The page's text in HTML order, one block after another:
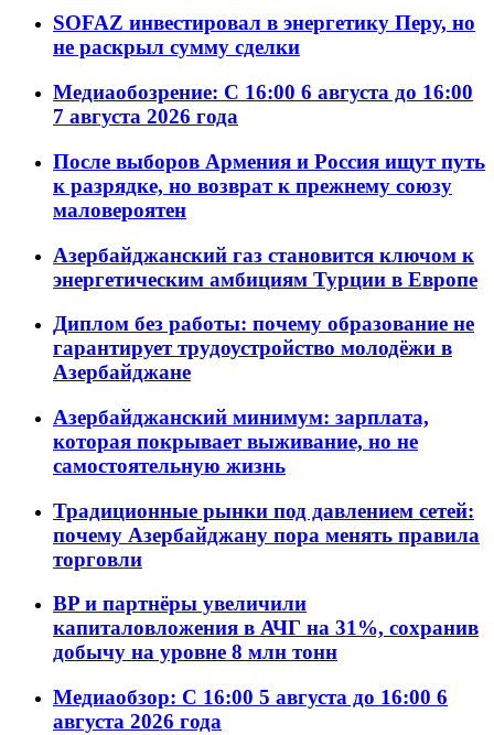
SOFAZ инвестировал в энергетику Перу, но
не раскрыл сумму сделки
Медиаобозрение: С 16:00 6 августа до 16:00
7 августа 2026 года
После выборов Армения и Россия ищут путь
к разрядке, но возврат к прежнему союзу
маловероятен
Азербайджанский газ становится ключом к
энергетическим амбициям Турции в Европе
Диплом без работы: почему образование не
гарантирует трудоустройство молодёжи в
Азербайджане
Азербайджанский минимум: зарплата,
которая покрывает выживание, но не
самостоятельную жизнь
Традиционные рынки под давлением сетей:
почему Азербайджану пора менять правила
торговли
BP и партнёры увеличили
капиталовложения в АЧГ на 31%, сохранив
добычу на уровне 8 млн тонн
Медиаобзор: С 16:00 5 августа до 16:00 6
августа 2026 года